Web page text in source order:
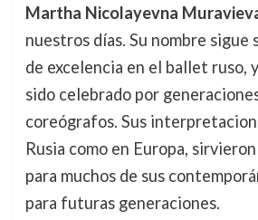
Martha Nicolayevna
nuestros días. Su nombre sigue
de excelencia en el ballet ruso,
sido celebrado por
coreógrafos. Sus
Rusia como en Europa,
para muchos de sus
para futuras generaciones.